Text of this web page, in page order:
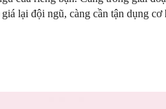
lại đội ngũ, càng cần tận dụng